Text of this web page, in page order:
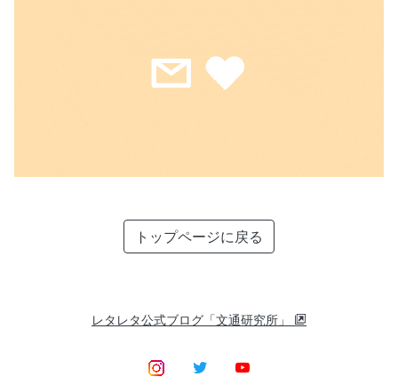
トップページに戻る
レタレタ公式ブログ「文通研究所」